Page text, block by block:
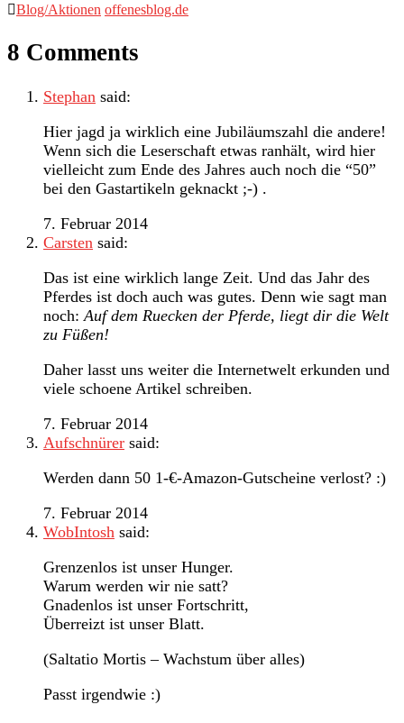
Blog/Aktionen offenesblog.de
8 Comments
Stephan said:
Hier jagd ja wirklich eine Jubiläumszahl die andere!
Wenn sich die Leserschaft etwas ranhält, wird hier
vielleicht zum Ende des Jahres auch noch die “50”
bei den Gastartikeln geknackt ;-) .
7. Februar 2014
Carsten said:
Das ist eine wirklich lange Zeit. Und das Jahr des
Pferdes ist doch auch was gutes. Denn wie sagt man
noch: Auf dem Ruecken der Pferde, liegt dir die Welt
zu Füßen!
Daher lasst uns weiter die Internetwelt erkunden und
viele schoene Artikel schreiben.
7. Februar 2014
Aufschnürer said:
Werden dann 50 1-€-Amazon-Gutscheine verlost? :)
7. Februar 2014
WobIntosh said:
Grenzenlos ist unser Hunger.
Warum werden wir nie satt?
Gnadenlos ist unser Fortschritt,
Überreizt ist unser Blatt.
(Saltatio Mortis – Wachstum über alles)
Passt irgendwie :)